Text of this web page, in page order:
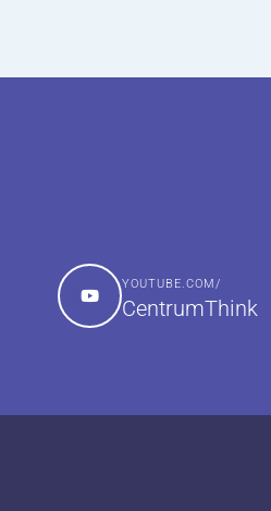
YOUTUBE.COM/
CentrumThink